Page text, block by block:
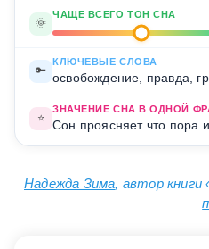
🌞
ЧАЩЕ ВСЕГО ТОН СНА
🔑
КЛЮЧЕВЫЕ СЛОВА
освобождение, правда,
⭐
ЗНАЧЕНИЕ СНА В ОДНОЙ
Сон проясняет что пора
Надежда Зима, автор книги